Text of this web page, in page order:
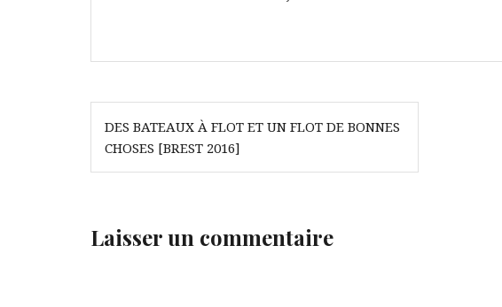
Navigation
de
l’article
DES BATEAUX À FLOT ET UN FLOT DE BONNES
CHOSES [BREST 2016]
Laisser un commentaire